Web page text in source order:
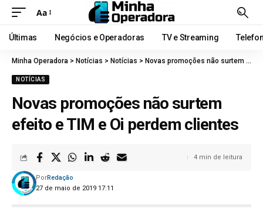
Aa
Últimas Negócios e Operadoras TV e Streaming
Minha Operadora > Notícias > Notícias > Novas promoções não surtem efeito e TIM e Oi perdem clientes
NOTÍCIAS
Novas promoções não surtem
efeito e TIM e Oi perdem clientes
27 de maio de 2019 17:11
PorRedação
4 min de leitura